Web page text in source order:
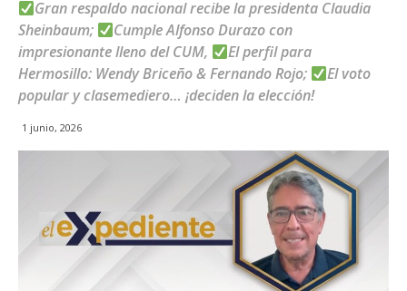
Gran respaldo nacional recibe la presidenta Claudia
Sheinbaum;
Cumple Alfonso Durazo con
impresionante lleno del CUM,
El perfil para
Hermosillo: Wendy Briceño & Fernando Rojo;
El voto
popular y clasemediero… ¡deciden la elección!
1 junio, 2026